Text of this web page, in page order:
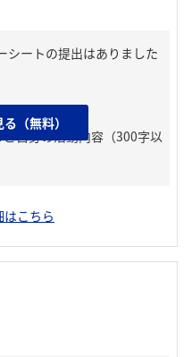
シートの提出はありました
自身の活動内容（300字以
こちら
（無料）